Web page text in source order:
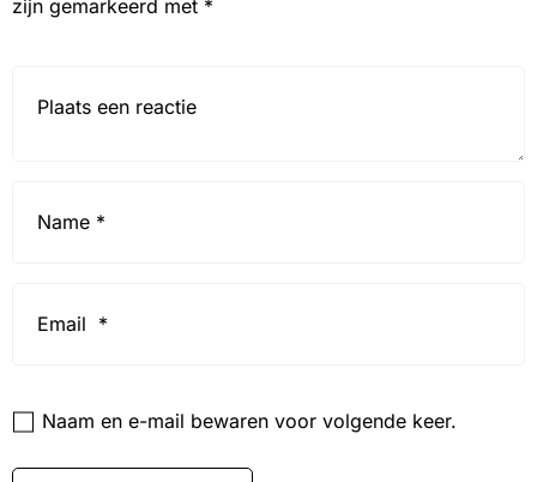
zijn gemarkeerd met *
Naam en e-mail bewaren voor volgende keer.